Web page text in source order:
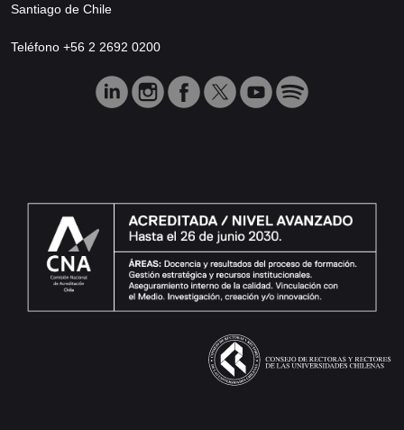
Santiago de Chile
Teléfono +56 2 2692 0200